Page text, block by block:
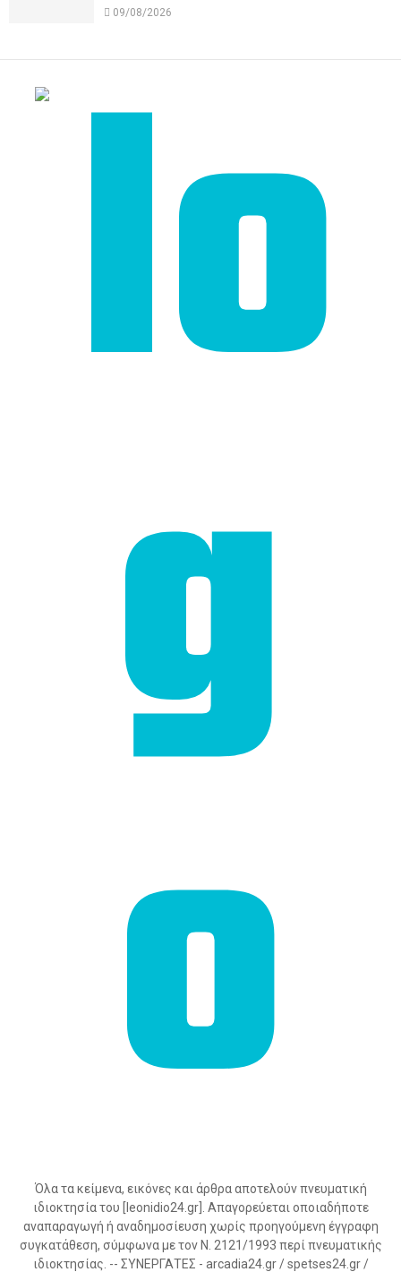
09/08/2026
Όλα τα κείμενα, εικόνες και άρθρα αποτελούν πνευματική
ιδιοκτησία του [leonidio24.gr]. Απαγορεύεται οποιαδήποτε
αναπαραγωγή ή αναδημοσίευση χωρίς προηγούμενη έγγραφη
συγκατάθεση, σύμφωνα με τον Ν. 2121/1993 περί πνευματικής
ιδιοκτησίας. -- ΣΥΝΕΡΓΑΤΕΣ - arcadia24.gr / spetses24.gr /